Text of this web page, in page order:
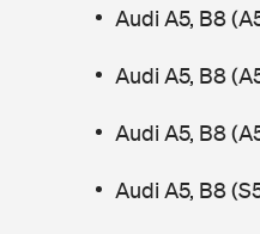
Audi A5, B8
Audi A5, B8
Audi A5, B8
Audi A5, B8